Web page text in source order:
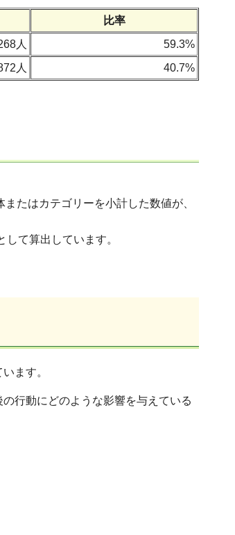
比率
人
59.3%
人
40.7%
たはカテゴリーを小計した数値が、
て算出しています。
ます。
行動にどのような影響を与えている